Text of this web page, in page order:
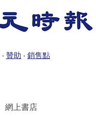
‧ 贊助 ‧ 銷售點
網上書店